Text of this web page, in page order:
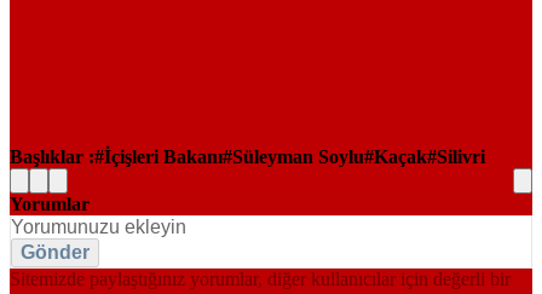
Başlıklar : İçişleri Bakanı Süleyman Soylu Kaçak Silivri
Yorumlar
Gönder
Sitemizde paylaştığınız yorumlar, diğer kullanıcılar için değerli bir